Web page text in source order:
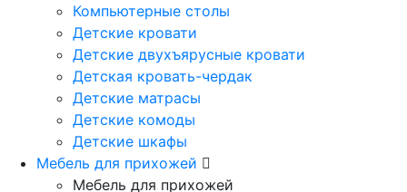
Компьютерные столы
Детские кровати
Детские двухъярусные кровати
Детская кровать-чердак
Детские матрасы
Детские комоды
Детские шкафы
Мебель для прихожей
Мебель для прихожей